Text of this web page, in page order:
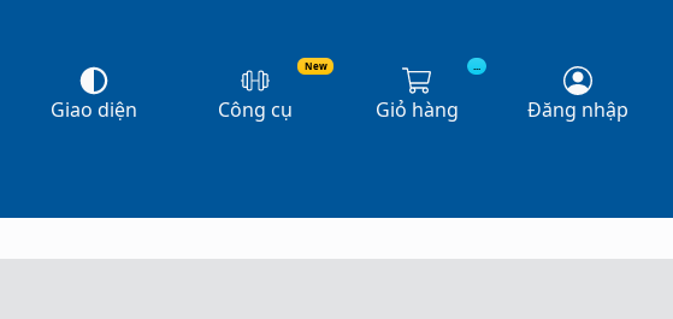
Giao diện
New
Công cụ
...
Giỏ hàng Đăng nhập